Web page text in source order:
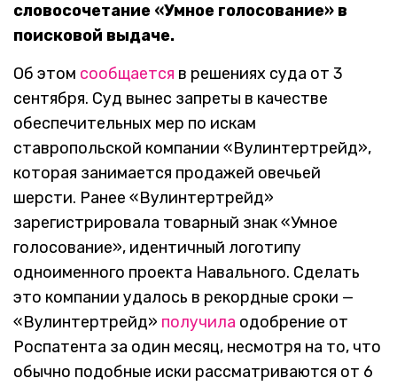
словосочетание «Умное голосование» в
поисковой выдаче.
Об этом сообщается в решениях суда от 3
сентября. Суд вынес запреты в качестве
обеспечительных мер по искам
ставропольской компании «Вулинтертрейд»,
которая занимается продажей овечьей
шерсти. Ранее «Вулинтертрейд»
зарегистрировала товарный знак «Умное
голосование», идентичный логотипу
одноименного проекта Навального. Сделать
это компании удалось в рекордные сроки —
«Вулинтертрейд» получила одобрение от
Роспатента за один месяц, несмотря на то, что
обычно подобные иски рассматриваются от 6